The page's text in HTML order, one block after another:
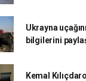
Ukrayna
bilgilerini
Kemal